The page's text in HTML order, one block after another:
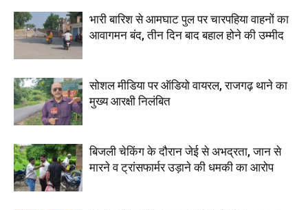
भारी बारिश से आमघाट पुल पर चारपहिया वाहनों का
आवागमन बंद, तीन दिन बाद बहाल होने की उम्मीद
सोशल मीडिया पर ऑडियो वायरल, राजगढ़ थाने का
मुख्य आरक्षी निलंबित
बिजली चेकिंग के दौरान जेई से अभद्रता, जान से
मारने व ट्रांसफार्मर उड़ाने की धमकी का आरोप